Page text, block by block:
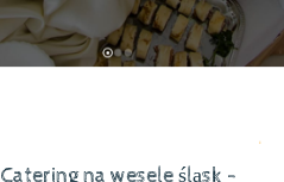
Catering na wesele śląsk -